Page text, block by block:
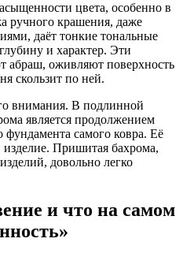
цвета, особенно в
ручного крашения, даже
даёт тонкие тональные
и характер. Эти
абраш, оживляют поверхность
скользит по ней.
внимания. В подлинной
является продолжением
фундамента самого ковра. Её
изделие. Пришитая бахрома,
довольно легко
и что на самом